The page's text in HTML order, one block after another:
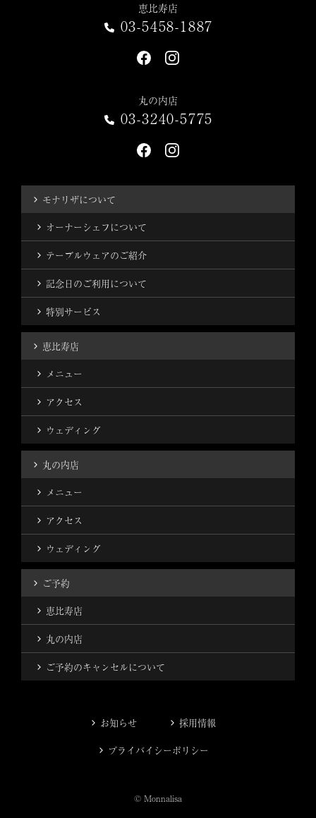
恵比寿店
03-5458-1887
丸の内店
03-3240-5775
モナリザについて
オーナーシェフについて
テーブルウェアのご紹介
記念日のご利用について
特別サービス
恵比寿店
メニュー
アクセス
ウェディング
丸の内店
メニュー
アクセス
ウェディング
ご予約
恵比寿店
丸の内店
ご予約のキャンセルについて
お知らせ 採用情報
プライバイシーポリシー
© Monnalisa